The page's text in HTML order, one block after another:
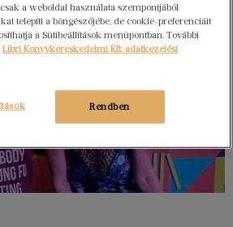
a weboldal használata szempontjából
telepíti a böngészőjébe, de cookie-preferenciáit
a Sütibeállítások menüpontban. További
Libri Könyvkereskedelmi Kft. adatkezelési
Rendben